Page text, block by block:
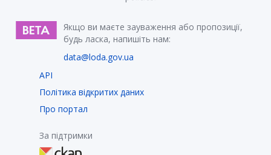
Якщо ви маєте зауваження або пропозиції,
будь ласка, напишіть нам:
data@loda.gov.ua
API
Політика відкритих даних
Про портал
За підтримки